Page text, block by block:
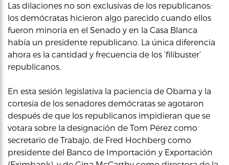
Las dilaciones no son exclusivas de los republicanos:
los demócratas hicieron algo parecido cuando ellos
fueron minoría en el Senado y en la Casa Blanca
había un presidente republicano. La única diferencia
ahora es la cantidad y frecuencia de los ‘filibuster’
republicanos.
En esta sesión legislativa la paciencia de Obama y la
cortesía de los senadores demócratas se agotaron
después de que los republicanos impidieran que se
votara sobre la designación de Tom Pérez como
secretario de Trabajo, de Fred Hochberg como
presidente del Banco de Importación y Exportación